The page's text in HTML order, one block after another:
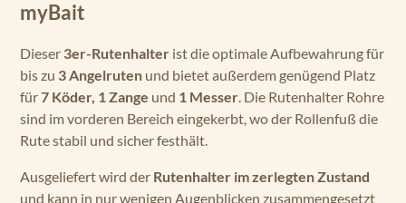
myBait
Dieser 3er-Rutenhalter ist die optimale Aufbewahrung für
bis zu 3 Angelruten und bietet außerdem genügend Platz
für7 Köder, 1 Zange und 1 Messer. Die Rutenhalter Rohre
sind im vorderen Bereich eingekerbt, wo der Rollenfuß die
Rute stabil und sicher festhält.
Ausgeliefert wird der Rutenhalter im zerlegten Zustand
und kann in nur wenigen Augenblicken zusammengesetzt